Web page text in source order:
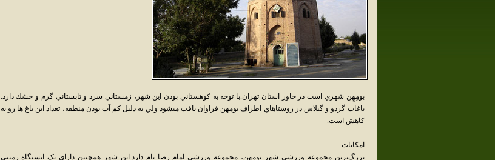
بومِهِن شهري است در خاور استان تهران.با توجه به كوهستاني بودن اين شهر، زمستاني سرد و تابستاني گرم و خشك دارد.
باغات گردو و گيلاس در روستاهاي اطراف بومهن فراوان يافت ميشود ولي به دليل كم آب بودن منطقه، تعداد اين باغ ها رو به
كاهش است.
امکانات
بزرگ‌ترين مجموعه ورزشي شهر بومهن، مجموعه ورزشي امام رضا نام دارد.اين شهر همچنين داراي يک ايستگاه زميني